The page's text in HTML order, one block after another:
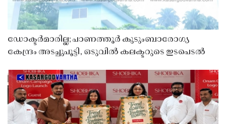
ഡോക്ടർമാരില്ല; പാണത്തൂർ കുടുംബാരോഗ്യ
കേന്ദ്രം അടച്ചുപൂട്ടി, ഒടുവിൽ കലക്ടറുടെ ഇടപെടൽ